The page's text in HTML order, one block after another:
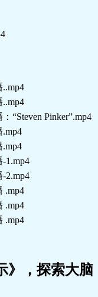
“Steven Pinker”.mp4
1.mp4
2.mp4
.mp4
.mp4
.mp4
》，探索大脑